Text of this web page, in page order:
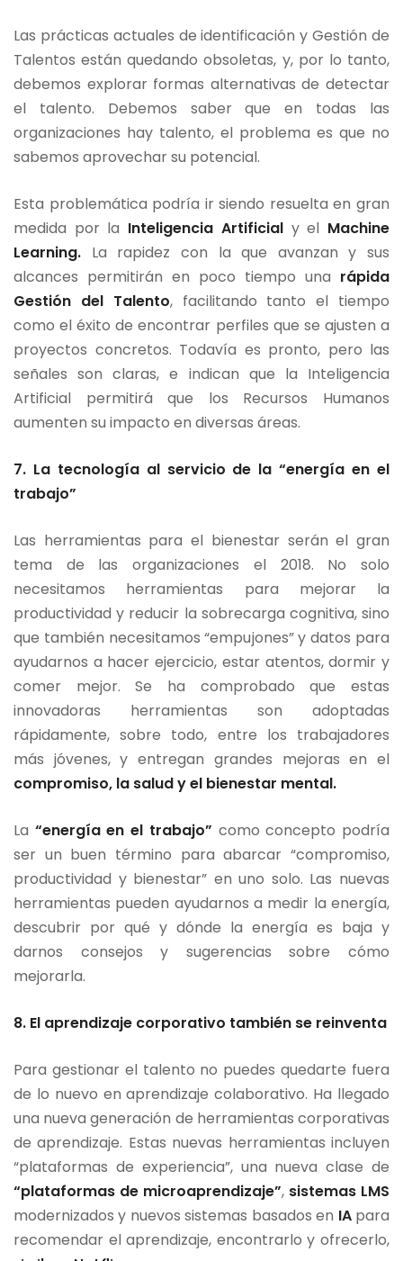
Las prácticas actuales de identificación y Gestión de
Talentos están quedando obsoletas, y, por lo tanto,
debemos explorar formas alternativas de detectar
el talento. Debemos saber que en todas las
organizaciones hay talento, el problema es que no
sabemos aprovechar su potencial.
Esta problemática podría ir siendo resuelta en gran
medida por la Inteligencia Artificial y el Machine
Learning. La rapidez con la que avanzan y sus
alcances permitirán en poco tiempo una rápida
Gestión del Talento, facilitando tanto el tiempo
como el éxito de encontrar perfiles que se ajusten a
proyectos concretos. Todavía es pronto, pero las
señales son claras, e indican que la Inteligencia
Artificial permitirá que los Recursos Humanos
aumenten su impacto en diversas áreas.
7. La tecnología al servicio de la “energía en el
trabajo”
Las herramientas para el bienestar serán el gran
tema de las organizaciones el 2018. No solo
necesitamos herramientas para mejorar la
productividad y reducir la sobrecarga cognitiva, sino
que también necesitamos “empujones” y datos para
ayudarnos a hacer ejercicio, estar atentos, dormir y
comer mejor. Se ha comprobado que estas
innovadoras herramientas son adoptadas
rápidamente, sobre todo, entre los trabajadores
más jóvenes, y entregan grandes mejoras en el
compromiso, la salud y el bienestar mental.
La “energía en el trabajo” como concepto podría
ser un buen término para abarcar “compromiso,
productividad y bienestar” en uno solo. Las nuevas
herramientas pueden ayudarnos a medir la energía,
descubrir por qué y dónde la energía es baja y
darnos consejos y sugerencias sobre cómo
mejorarla.
8. El aprendizaje corporativo también se reinventa
Para gestionar el talento no puedes quedarte fuera
de lo nuevo en aprendizaje colaborativo. Ha llegado
una nueva generación de herramientas corporativas
de aprendizaje. Estas nuevas herramientas incluyen
“plataformas de experiencia”, una nueva clase de
“plataformas de microaprendizaje”, sistemas LMS
modernizados y nuevos sistemas basados en IA para
recomendar el aprendizaje, encontrarlo y ofrecerlo,